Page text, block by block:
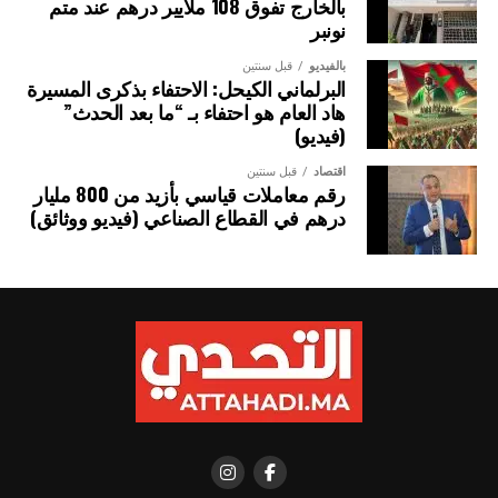
بالخارج تفوق 108 ملايير درهم عند متم
نونبر
بالفيديو قبل سنتين
البرلماني الكيحل: الاحتفاء بذكرى المسيرة
هاد العام هو احتفاء بـ “ما بعد الحدث”
(فيديو)
اقتصاد قبل سنتين
رقم معاملات قياسي بأزيد من 800 مليار
درهم في القطاع الصناعي (فيديو ووثائق)